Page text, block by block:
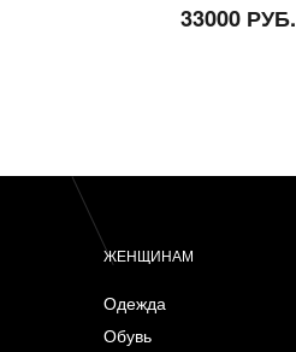
33000 РУБ.
ЖЕНЩИНАМ
Одежда
Обувь